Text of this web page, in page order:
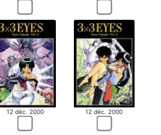
12 déc. 2000 12 déc. 2000